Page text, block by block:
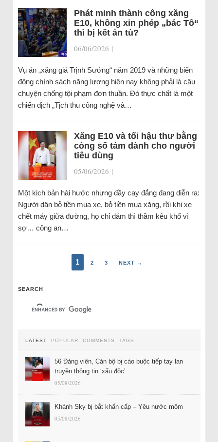
Phát minh thành công xăng
E10, không xin phép „bác Tô“
thì bị kết án tù?
06/06/2026 |
Vụ án „xăng giả Trịnh Sướng“ năm 2019 và những biến
động chính sách năng lượng hiện nay không phải là câu
chuyện chống tội phạm đơn thuần. Đó thực chất là một
chiến dịch „Tịch thu công nghệ và…
Xăng E10 và tối hậu thư bằng
còng số tám dành cho người
tiêu dùng
05/06/2026 |
Một kịch bản hài hước nhưng đầy cay đắng đang diễn ra:
Người dân bỏ tiền mua xe, bỏ tiền mua xăng, rồi khi xe
chết máy giữa đường, họ chỉ dám thì thầm kêu khổ vì
sợ… công an…
1 2 3 NEXT →
SEARCH
LATEST POPULAR COMMENTS TAGS
56 Đảng viên, Cán bộ bị cáo buộc tiếp tay lan
truyền thông tin ‘xấu độc’
05/08/2026
Khánh Sky bị bắt khẩn cấp – Yêu nước mõm
05/08/2026